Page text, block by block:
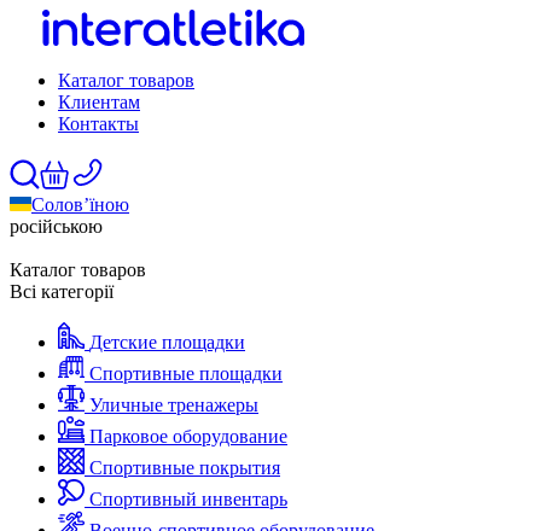
Каталог товаров
Клиентам
Контакты
Солов’їною
російською
Каталог товаров
Всі категорії
Детские площадки
Спортивные площадки
Уличные тренажеры
Парковое оборудование
Спортивные покрытия
Спортивный инвентарь